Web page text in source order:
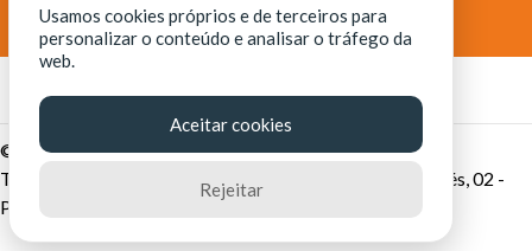
© Fortaleza Digital || CITINOVA - Fundação de Ciência,
Tecnologia e Inovação de Fortaleza - Rua dos Tremembés, 02 -
Praia de Iracema - Fortaleza-CE
Usamos cookies próprios e de terceiros para
personalizar o conteúdo e analisar o tráfego da
web.
Aceitar cookies
Rejeitar